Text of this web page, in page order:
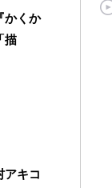
かくか
「描
アキコ